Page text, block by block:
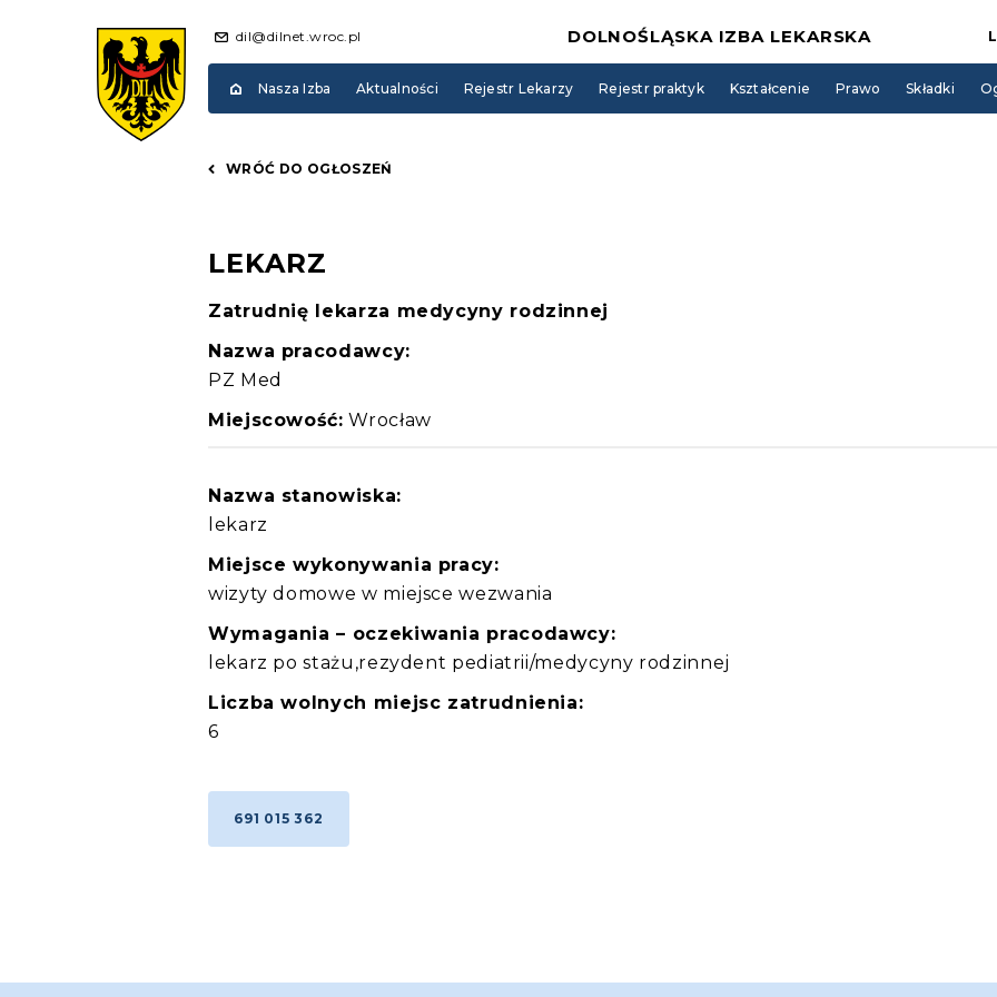
dil@dilnet.wroc.pl DOLNOŚLĄSKA IZBA LEKARSKA
Nasza Izba Aktualności Rejestr Lekarzy Rejestr praktyk Kształcenie Prawo Składki
WRÓĆ DO OGŁOSZEŃ
LEKARZ
Zatrudnię lekarza medycyny rodzinnej
Nazwa pracodawcy:
PZ Med
Miejscowość: Wrocław
Nazwa stanowiska:
lekarz
Miejsce wykonywania pracy:
wizyty domowe w miejsce wezwania
Wymagania – oczekiwania pracodawcy:
lekarz po stażu,rezydent pediatrii/medycyny rodzinnej
Liczba wolnych miejsc zatrudnienia:
6
691 015 362